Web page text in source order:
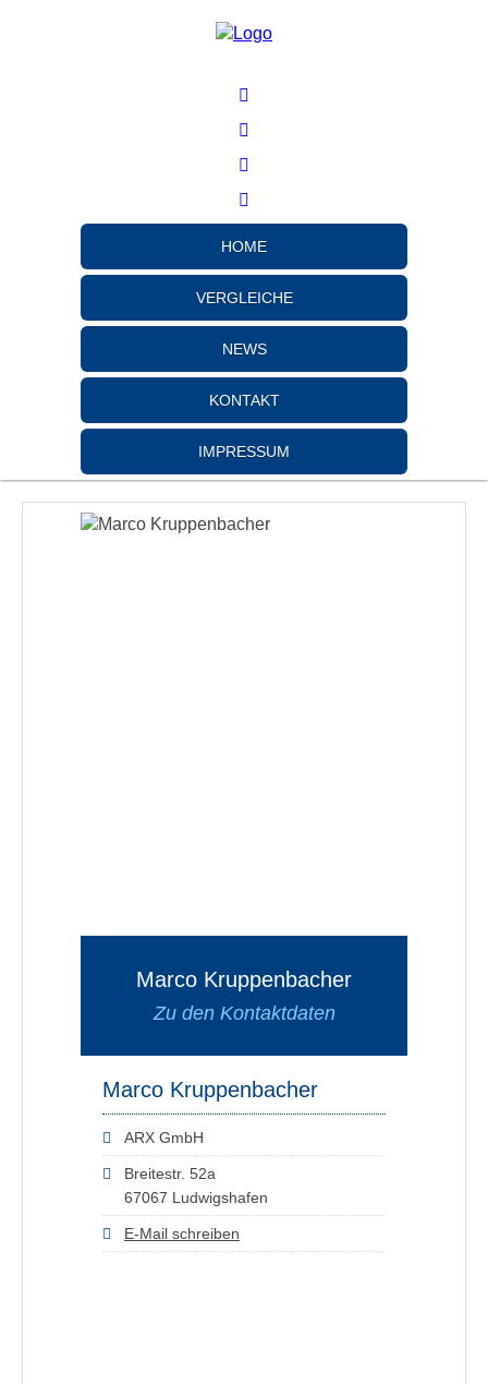
HOME
VERGLEICHE
NEWS
KONTAKT
IMPRESSUM
Marco Kruppenbacher
Zu den Kontaktdaten
Marco Kruppenbacher
ARX GmbH
Breitestr. 52a
67067 Ludwigshafen
E-Mail schreiben